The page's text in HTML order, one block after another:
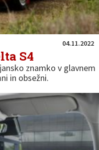
04.11.2022
S4
znamko v glavnem
in obsežni.